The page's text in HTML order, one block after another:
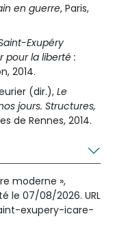
en guerre, Paris,
Exupéry
pour la liberté :
2014.
(dir.), Le
jours. Structures,
de Rennes, 2014.
moderne »,
le 07/08/2026. URL
exupery-icare-